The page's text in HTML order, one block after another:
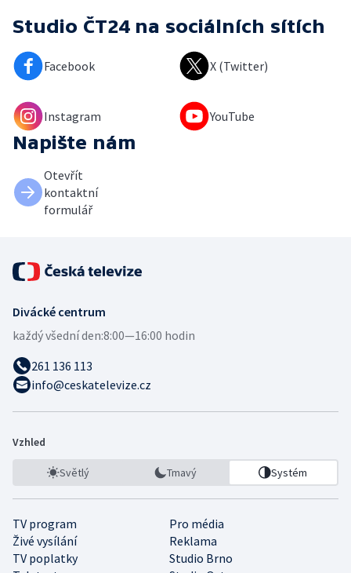
Studio ČT24 na sociálních sítích
Facebook X (Twitter)
Instagram YouTube
Napište nám
Otevřít
kontaktní
formulář
Divácké centrum
každý všední den:8:00—16:00 hodin
261 136 113
info@ceskatelevize.cz
Vzhled
Světlý Tmavý Systém
TV program
Pro média
Živé vysílání
Reklama
TV poplatky
Studio Brno